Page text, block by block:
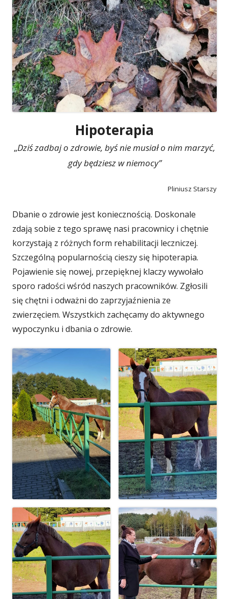
Hipoterapia
„Dziś zadbaj o zdrowie, byś nie musiał o nim marzyć,
gdy będziesz w niemocy”
Pliniusz Starszy
Dbanie o zdrowie jest koniecznością. Doskonale
zdają sobie z tego sprawę nasi pracownicy i chętnie
korzystają z różnych form rehabilitacji leczniczej.
Szczególną popularnością cieszy się hipoterapia.
Pojawienie się nowej, przepięknej klaczy wywołało
sporo radości wśród naszych pracowników. Zgłosili
się chętni i odważni do zaprzyjaźnienia ze
zwierzęciem. Wszystkich zachęcamy do aktywnego
wypoczynku i dbania o zdrowie.